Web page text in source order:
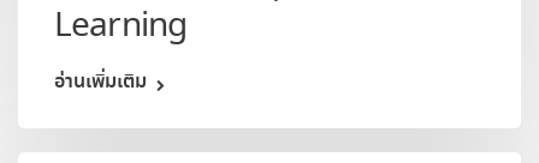
Learning
อ่านเพิ่มเติม